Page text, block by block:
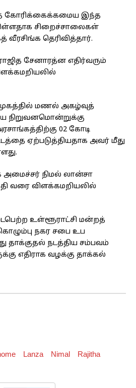
கோரிக்கைக்கமைய இந்த
சிறைச்சாலைகள்
தெரிவித்தார்.
சேனாரத்ன எதிர்வரும்
மணல் அகழ்வுத்
நிறுவனமொன்றுக்கு
02 கோடி
ஏற்படுத்தியதாக அவர் மீது
நிமல் லான்சா
வரை விளக்கமறியலில்
உள்ளூராட்சி மன்றத்
நகர சபை உப
தாக்குதல் நடத்திய சம்பவம்
எதிராக வழக்கு தாக்கல்
Lanza Nimal
Rajitha